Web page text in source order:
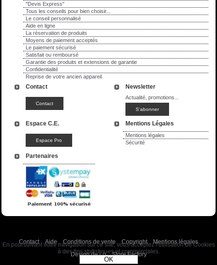
"Devis Express"
Tous les conseils pour bien choisir...
Le conseil personnalisé
Aide en ligne
La réservation de produits
Moyens de paiement acceptés
Le paiement sécurisé
Satisfait ou remboursé
Garantie des produits et extensions de garantie
Confidentialité
Reprise de votre ancien appareil
Contact Newsletter
Actualité, promotions...
Espace C.E. Mentions Légales
Mentions légales
Sécurité
Partenaires
Contact Aide Conditions de vente Copyright
Mentions légales
Design de Lo
Store Factory
En poursuivant votre navigation sur ce site, vous acceptez l'utilisation de Cookies
à des fins statistiques et commerciales.
OK